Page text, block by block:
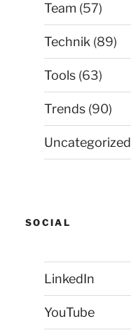
Team (57)
Technik (89)
Tools (63)
Trends (90)
Uncategorized
SOCIAL
LinkedIn
YouTube